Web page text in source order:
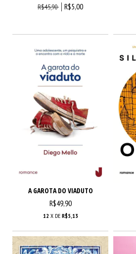
R$45,90 R$5,00
A GAROTA DO VIADUTO
R$49,90
12 X DE R$5,13